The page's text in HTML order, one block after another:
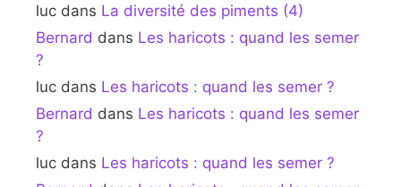
luc dans La diversité des piments (4)
Bernard dans Les haricots : quand les semer
?
luc dans Les haricots : quand les semer ?
Bernard dans Les haricots : quand les semer
?
luc dans Les haricots : quand les semer ?